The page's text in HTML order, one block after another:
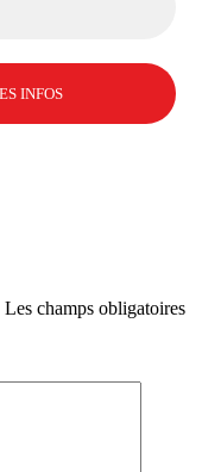
Les champs obligatoires